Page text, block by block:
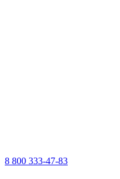
8 800 333-47-83